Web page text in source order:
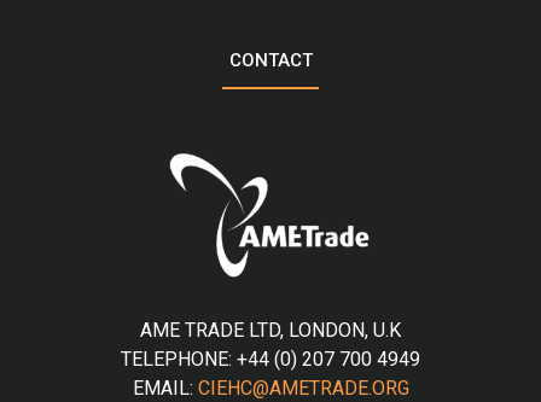
CONTACT
AME TRADE LTD, LONDON, U.K
TELEPHONE: +44 (0) 207 700 4949
EMAIL: CIEHC@AMETRADE.ORG